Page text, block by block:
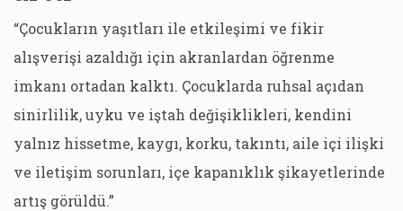
“Çocukların yaşıtları ile etkileşimi ve fikir
alışverişi azaldığı için akranlardan öğrenme
imkanı ortadan kalktı. Çocuklarda ruhsal açıdan
sinirlilik, uyku ve iştah değişiklikleri, kendini
yalnız hissetme, kaygı, korku, takıntı, aile içi ilişki
ve iletişim sorunları, içe kapanıklık şikayetlerinde
artış görüldü.”